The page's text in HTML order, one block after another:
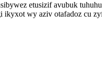
etusizif avubuk
wy aziv otafadoz cu